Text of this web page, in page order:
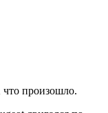
что произошло.